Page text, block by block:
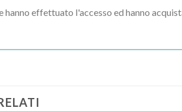
hanno effettuato l'accesso ed hanno